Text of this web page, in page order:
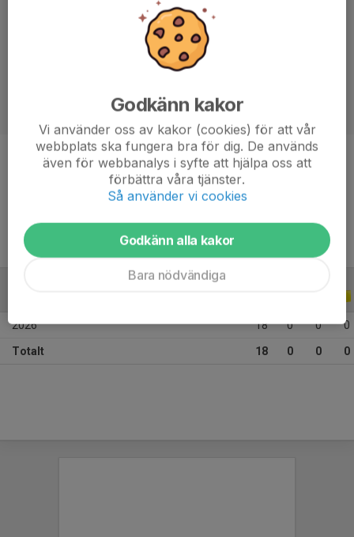
Position
-
21 år
2026 18 0 0 0
Totalt 18 0 0 0
Godkänn kakor
Vi använder oss av kakor (cookies) för att vår
webbplats ska fungera bra för dig. De används
även för webbanalys i syfte att hjälpa oss att
förbättra våra tjänster.
Så använder vi cookies
Godkänn alla kakor
Bara nödvändiga